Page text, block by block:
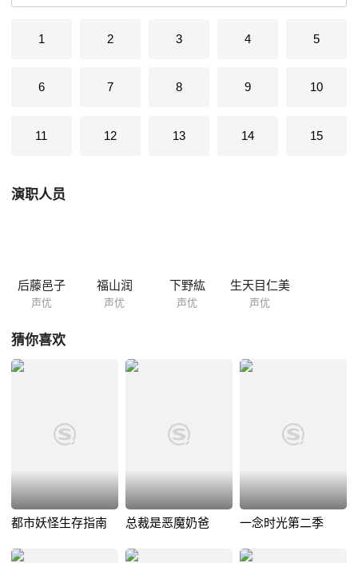
学校。视彗为对手，向他几度发起了挑战。但是，无论在头脑、体力还是
超强男主角和迟钝女主角对战的同时，“S.A”的7名成员之间的搞笑故事也
1 2 3 4 5
6 7 8 9 10
11 12 13 14 15
演职人员
后藤邑子
声优
福山润
声优
下野紘
声优
生天目仁美
声优
猜你喜欢
都市妖怪生存指南 总裁是恶魔奶爸 一念时光第二季